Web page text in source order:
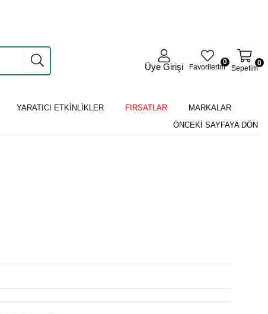
Üye Girişi Favorilerim
0
Sepetim
0
YARATICI ETKİNLİKLER FIRSATLAR
MARKALAR
ÖNCEKI SAYFAYA DÖN